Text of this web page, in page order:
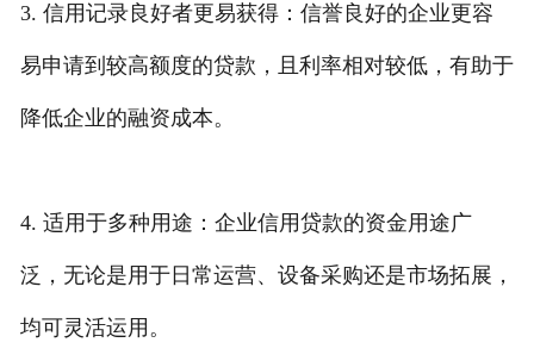
3. 信用记录良好者更易获得：信誉良好的企业更容
易申请到较高额度的贷款，且利率相对较低，有助于
降低企业的融资成本。
4. 适用于多种用途：企业信用贷款的资金用途广
泛，无论是用于日常运营、设备采购还是市场拓展，
均可灵活运用。